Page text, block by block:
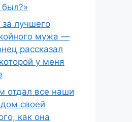
был?»
лучшего
мужа —
рассказал
у меня
отдал все наши
своей
как она